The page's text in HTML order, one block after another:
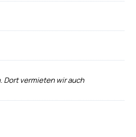
Dort vermieten wir auch